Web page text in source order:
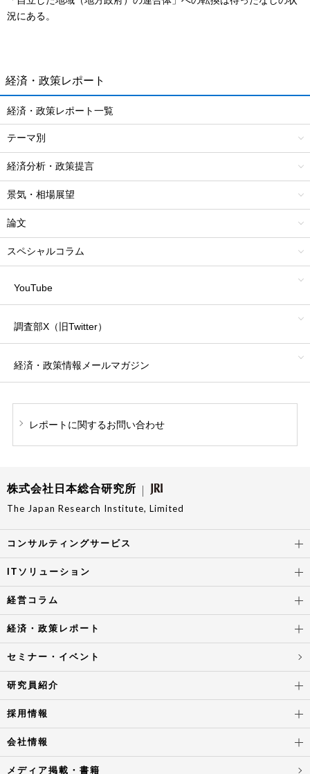
況にある。
経済・政策レポート
経済・政策レポート一覧
テーマ別
経済分析・政策提言
景気・相場展望
論文
スペシャルコラム
YouTube
調査部X（旧Twitter）
経済・政策情報 メールマガジン
レポートに関するお問い合わせ
株式会社日本総合研究所
The Japan Research Institute, Limited
コンサルティングサービス
ITソリューション
経営コラム
経済・政策レポート
セミナー・イベント
研究員紹介
採用情報
会社情報
メディア掲載・書籍